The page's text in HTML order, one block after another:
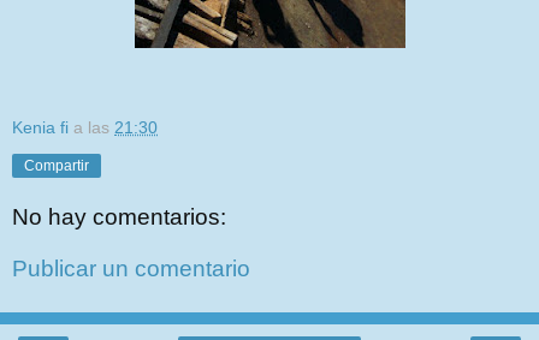
Kenia fi a las 21:30
Compartir
No hay comentarios:
Publicar un comentario